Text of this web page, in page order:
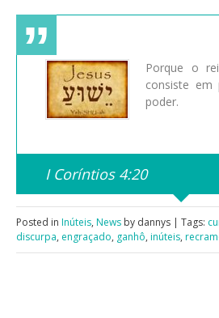
Porque o
consiste em
poder.
I Coríntios 4:20
Posted in Inúteis, News by dannys | Tags:
discurpa, engraçado, ganhô, inúteis,